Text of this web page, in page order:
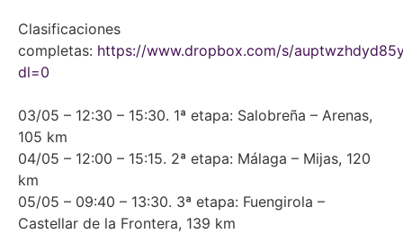
Clasificaciones
completas: https://www.dropbox.com/s/
dl=0
03/05 – 12:30 – 15:30. 1ª etapa: Salobreña – Arenas,
105 km
04/05 – 12:00 – 15:15. 2ª etapa: Málaga – Mijas, 120
km
05/05 – 09:40 – 13:30. 3ª etapa: Fuengirola –
Castellar de la Frontera, 139 km